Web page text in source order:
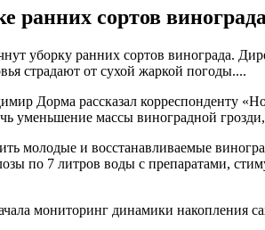
ранних сортов винограда
уборку ранних сортов винограда.
страдают от сухой жаркой погоды....
Дорма рассказал корреспонденту
уменьшение массы виноградной
молодые и восстанавливаемые
по 7 литров воды с препаратами,
мониторинг динамики накопления